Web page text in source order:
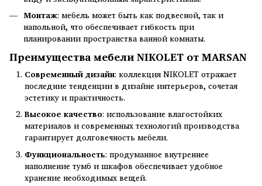
Монтаж: мебель может быть как подвесной, так и
напольной, что обеспечивает гибкость при
планировании пространства ванной комнаты.
Преимущества мебели NIKOLET от MARSAN
Современный дизайн: коллекция NIKOLET отражает
последние тенденции в дизайне интерьеров, сочетая
эстетику и практичность.
Высокое качество: использование влагостойких
материалов и современных технологий производства
гарантирует долговечность мебели.
Функциональность: продуманное внутреннее
наполнение тумб и шкафов обеспечивает удобное
хранение необходимых вещей.